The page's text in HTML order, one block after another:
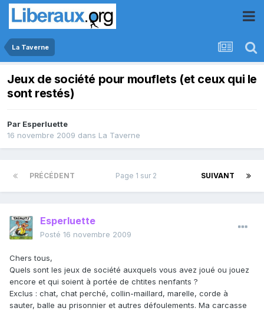
La Taverne
Jeux de société pour mouflets (et ceux qui le
sont restés)
Par Esperluette
16 novembre 2009 dans La Taverne
PRÉCÉDENT SUIVANT
Page 1 sur 2
Esperluette
Posté 16 novembre 2009
Chers tous,
Quels sont les jeux de société auxquels vous avez joué ou jouez
encore et qui soient à portée de chtites nenfants ?
Exclus : chat, chat perché, collin-maillard, marelle, corde à
sauter, balle au prisonnier et autres défoulements. Ma carcasse